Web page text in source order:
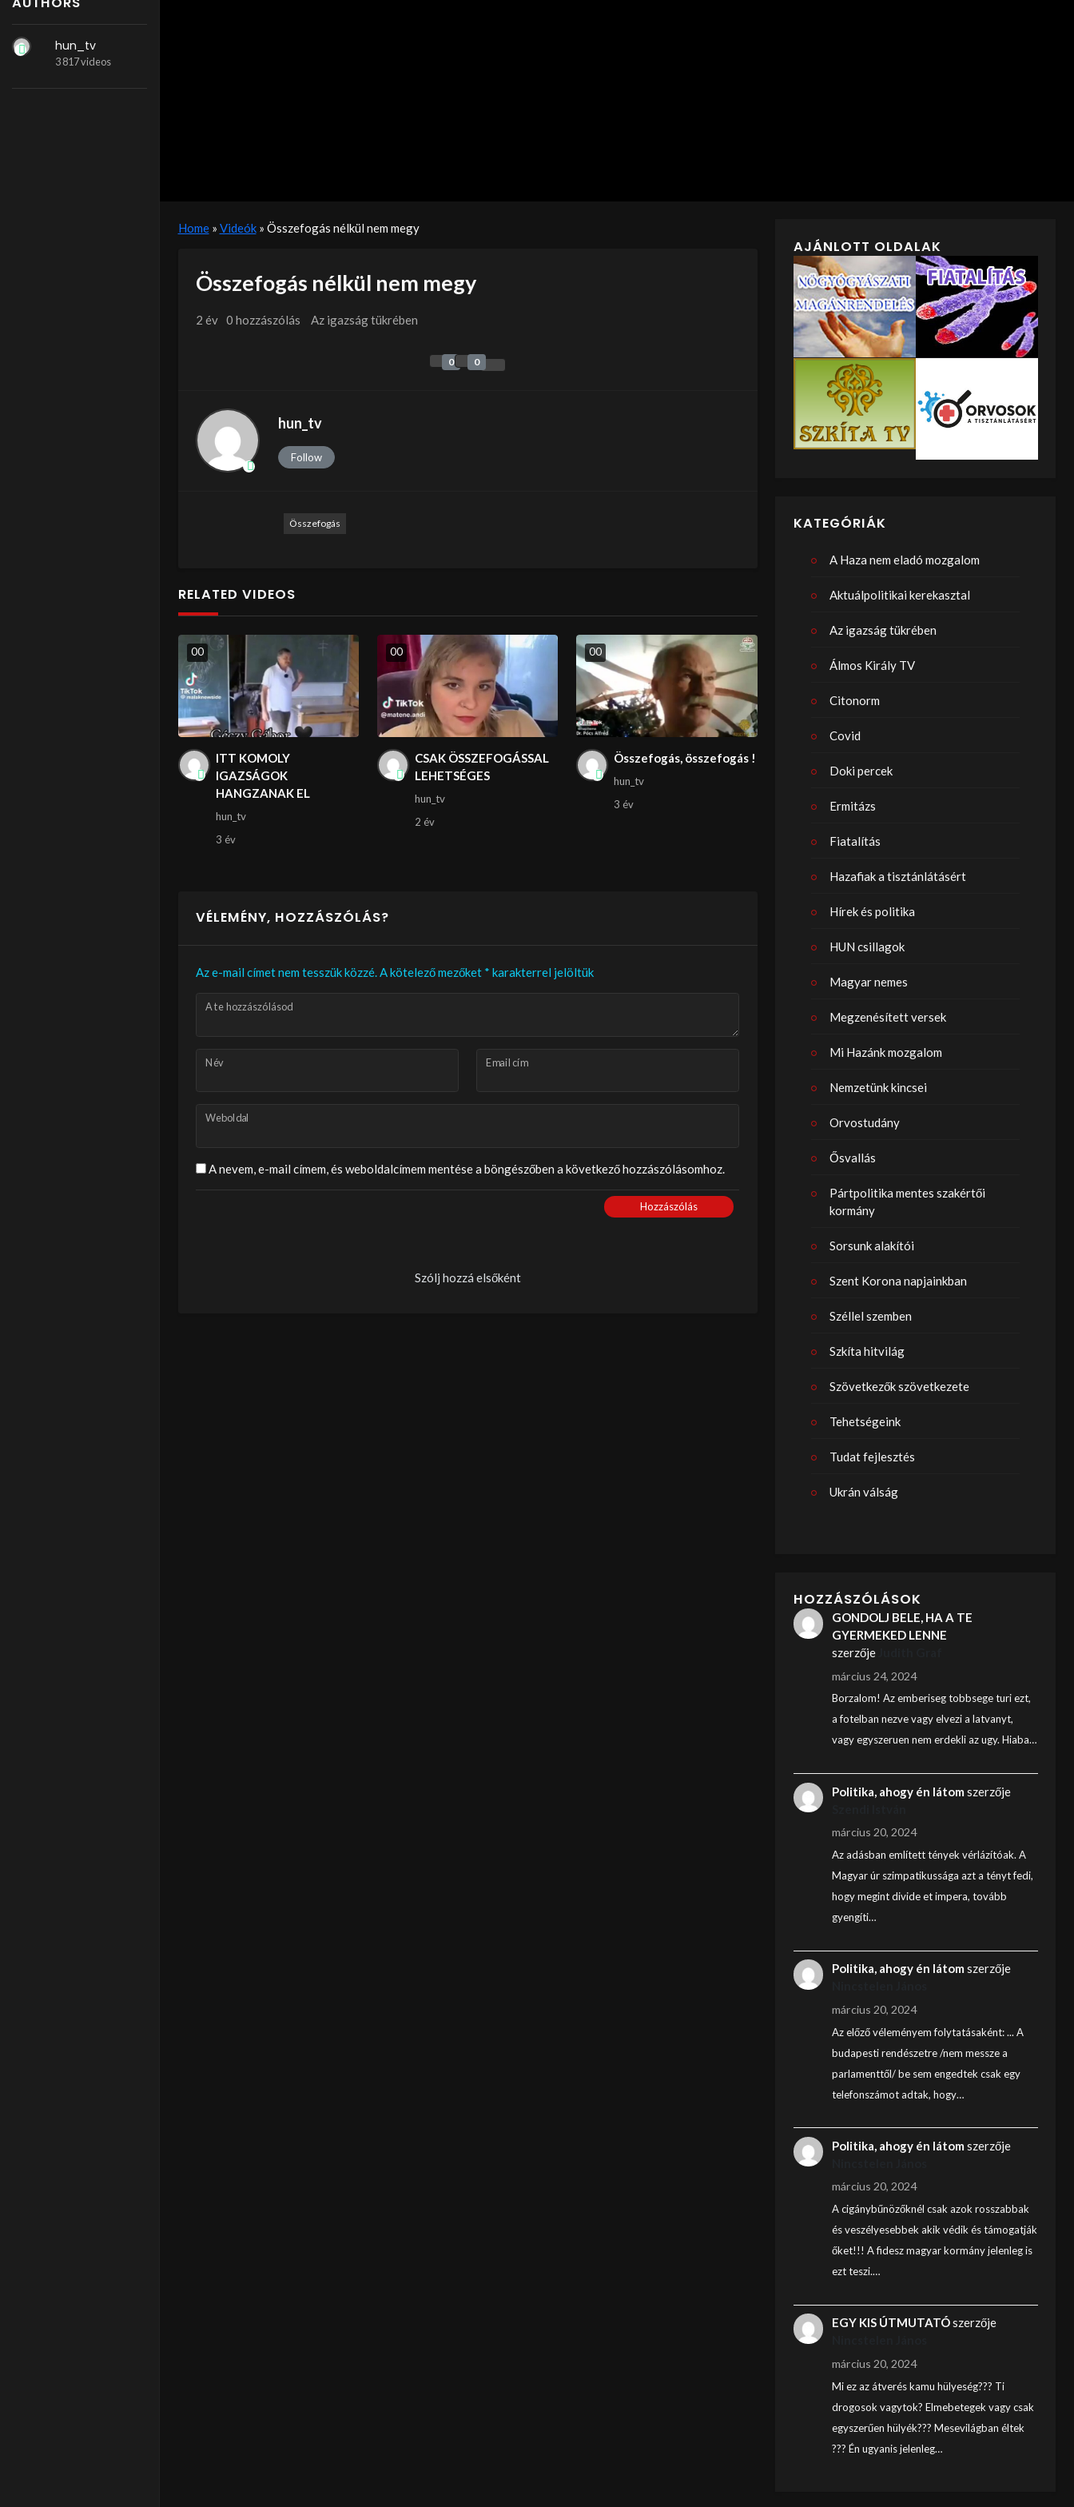
hun_tv
3 817 videos
Home» Videók» Összefogás nélkül nem megy
Összefogás nélkül nem megy
2 év 0 hozzászólás Az igazság tükrében
0 0
hun_tv
Follow
Összefogás
RELATED VIDEOS
00
ITT KOMOLY
IGAZSÁGOK
HANGZANAK EL
hun_tv
3 év
00
CSAK ÖSSZEFOGÁSSAL
LEHETSÉGES
hun_tv
2 év
00
Összefogás, összefogás !
hun_tv
3 év
VÉLEMÉNY, HOZZÁSZÓLÁS?
Az e-mail címet nem tesszük közzé.A kötelező mezőket * karakterrel jelöltük
A te hozzászólásod
Név Email cím
Weboldal
A nevem, e-mail címem, és weboldalcímem mentése a böngészőben a következő hozzászólásomhoz.
Hozzászólás
Szólj hozzá elsőként
AJÁNLOTT OLDALAK
KATEGÓRIÁK
A Haza nem eladó mozgalom
Aktuálpolitikai kerekasztal
Az igazság tükrében
Álmos Király TV
Citonorm
Covid
Doki percek
Ermitázs
Fiatalítás
Hazafiak a tisztánlátásért
Hírek és politika
HUN csillagok
Magyar nemes
Megzenésített versek
Mi Hazánk mozgalom
Nemzetünk kincsei
Orvostudány
Ősvallás
Pártpolitika mentes szakértői
kormány
Sorsunk alakítói
Szent Korona napjainkban
Széllel szemben
Szkíta hitvilág
Szövetkezők szövetkezete
Tehetségeink
Tudat fejlesztés
Ukrán válság
HOZZÁSZÓLÁSOK
GONDOLJ BELE, HA A TE
GYERMEKED LENNE
szerzője
március 24, 2024
Borzalom! Az emberiseg tobbsege turi ezt,
a fotelban nezve vagy elvezi a latvanyt,
vagy egyszeruen nem erdekli az ugy. Hiaba…
Politika, ahogy én látom szerzője
március 20, 2024
Az adásban említett tények vérlázítóak. A
Magyar úr szimpatikussága azt a tényt fedi,
hogy megint divide et impera, tovább
gyengíti…
Politika, ahogy én látom szerzője
március 20, 2024
Az előző véleményem folytatásaként: ... A
budapesti rendészetre /nem messze a
parlamenttől/ be sem engedtek csak egy
telefonszámot adtak, hogy…
Politika, ahogy én látom szerzője
március 20, 2024
A cigánybűnözőknél csak azok rosszabbak
és veszélyesebbek akik védik és támogatják
őket!!! A fidesz magyar kormány jelenleg is
ezt teszi.…
EGY KIS ÚTMUTATÓszerzője
március 20, 2024
Mi ez az átverés kamu hülyeség??? Ti
drogosok vagytok? Elmebetegek vagy csak
egyszerűen hülyék??? Mesevilágban éltek
??? Én ugyanis jelenleg…